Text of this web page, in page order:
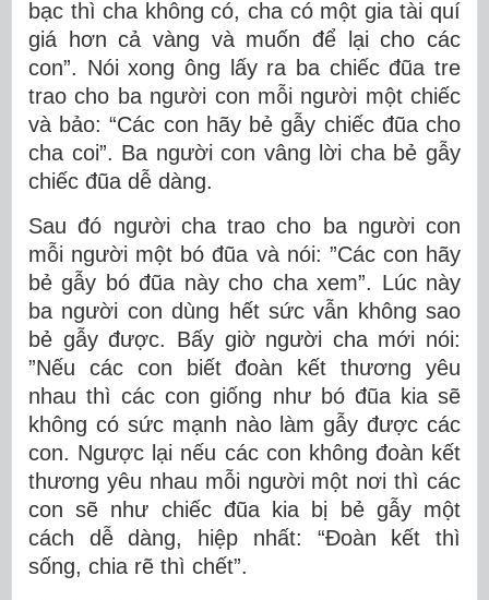
bạc thì cha không có, cha có một gia tài quí
giá hơn cả vàng và muốn để lại cho các
con”. Nói xong ông lấy ra ba chiếc đũa tre
trao cho ba người con mỗi người một chiếc
và bảo: “Các con hãy bẻ gẫy chiếc đũa cho
cha coi”. Ba người con vâng lời cha bẻ gẫy
chiếc đũa dễ dàng.
Sau đó người cha trao cho ba người con
mỗi người một bó đũa và nói: ”Các con hãy
bẻ gẫy bó đũa này cho cha xem”. Lúc này
ba người con dùng hết sức vẫn không sao
bẻ gẫy được. Bấy giờ người cha mới nói:
”Nếu các con biết đoàn kết thương yêu
nhau thì các con giống như bó đũa kia sẽ
không có sức mạnh nào làm gẫy được các
con. Ngược lại nếu các con không đoàn kết
thương yêu nhau mỗi người một nơi thì các
con sẽ như chiếc đũa kia bị bẻ gẫy một
cách dễ dàng, hiệp nhất: “Đoàn kết thì
sống, chia rẽ thì chết”.